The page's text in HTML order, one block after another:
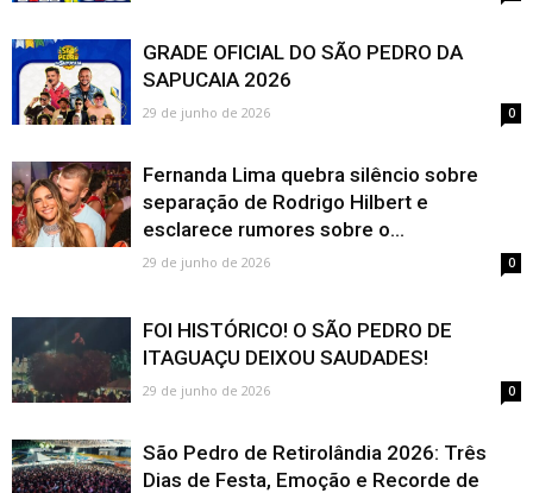
GRADE OFICIAL DO SÃO PEDRO DA
SAPUCAIA 2026
29 de junho de 2026 0
Fernanda Lima quebra silêncio sobre
separação de Rodrigo Hilbert e
esclarece rumores sobre o...
29 de junho de 2026 0
FOI HISTÓRICO! O SÃO PEDRO DE
ITAGUAÇU DEIXOU SAUDADES!
29 de junho de 2026 0
São Pedro de Retirolândia 2026: Três
Dias de Festa, Emoção e Recorde de